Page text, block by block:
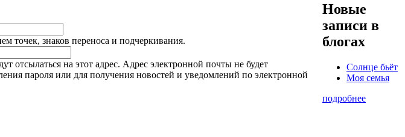
точек, знаков переноса и подчеркивания.
отсылаться на этот адрес. Адрес электронной почты не будет
пароля или для получения новостей и уведомлений по электронной
Новые
записи в
блогах
Солнце бьёт
Моя семья
подробнее